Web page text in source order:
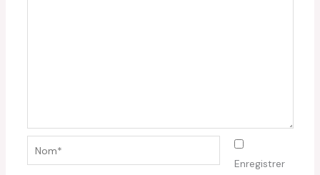
Nom*
Enregistrer